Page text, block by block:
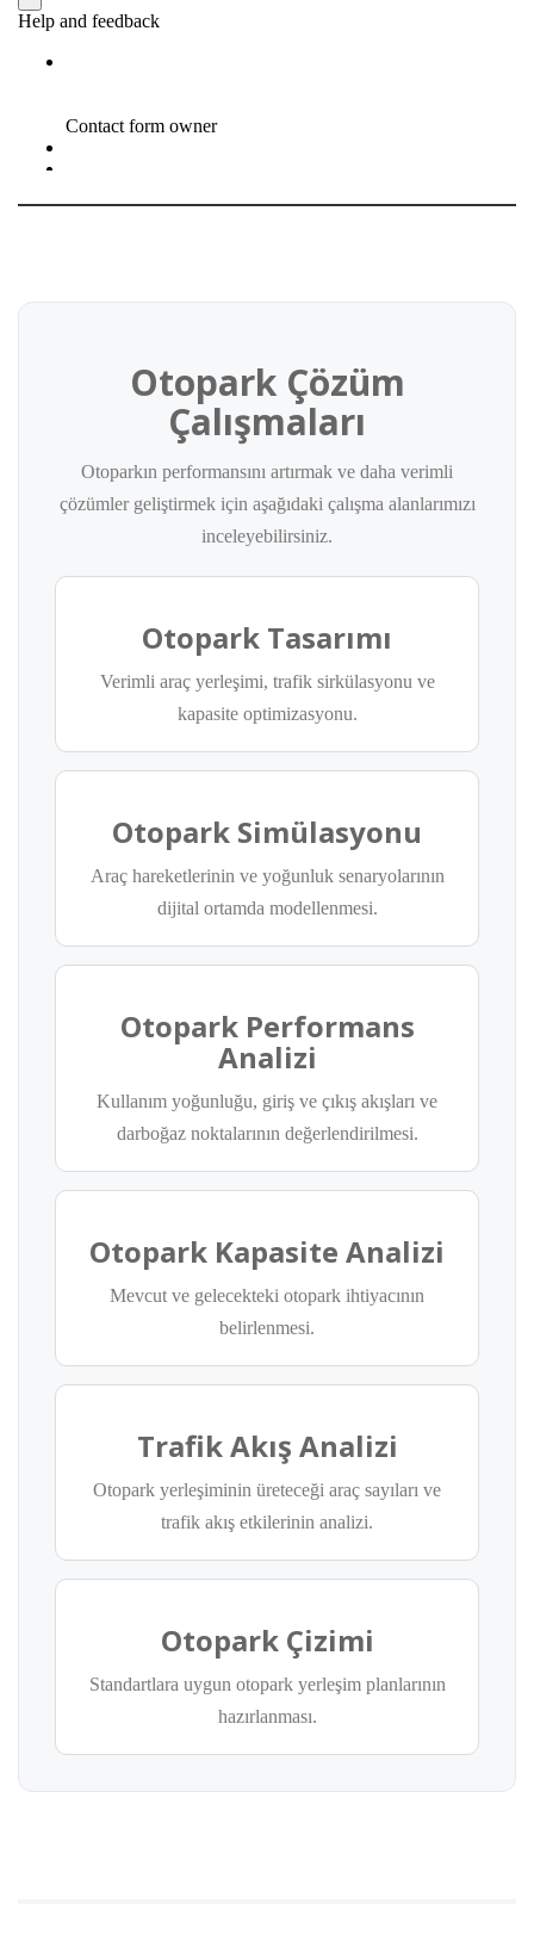
Otopark Çözüm
Çalışmaları
Otoparkın performansını artırmak ve daha verimli
çözümler geliştirmek için aşağıdaki çalışma alanlarımızı
inceleyebilirsiniz.
Otopark Tasarımı
Verimli araç yerleşimi, trafik sirkülasyonu ve
kapasite optimizasyonu.
Otopark Simülasyonu
Araç hareketlerinin ve yoğunluk senaryolarının
dijital ortamda modellenmesi.
Otopark Performans
Analizi
Kullanım yoğunluğu, giriş ve çıkış akışları ve
darboğaz noktalarının değerlendirilmesi.
Otopark Kapasite Analizi
Mevcut ve gelecekteki otopark ihtiyacının
belirlenmesi.
Trafik Akış Analizi
Otopark yerleşiminin üreteceği araç sayıları ve
trafik akış etkilerinin analizi.
Otopark Çizimi
Standartlara uygun otopark yerleşim planlarının
hazırlanması.